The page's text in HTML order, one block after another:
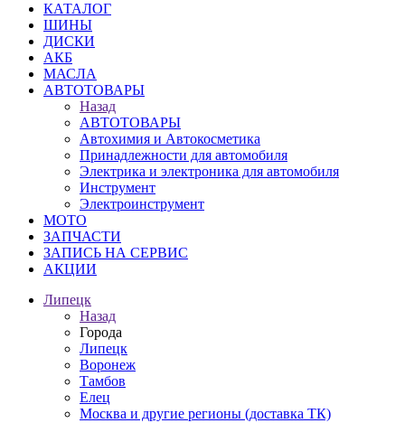
КАТАЛОГ
ШИНЫ
ДИСКИ
АКБ
МАСЛА
АВТОТОВАРЫ
Назад
АВТОТОВАРЫ
Автохимия и Автокосметика
Принадлежности для автомобиля
Электрика и электроника для автомобиля
Инструмент
Электроинструмент
МОТО
ЗАПЧАСТИ
ЗАПИСЬ НА СЕРВИС
АКЦИИ
Липецк
Назад
Города
Липецк
Воронеж
Тамбов
Елец
Москва и другие регионы (доставка ТК)